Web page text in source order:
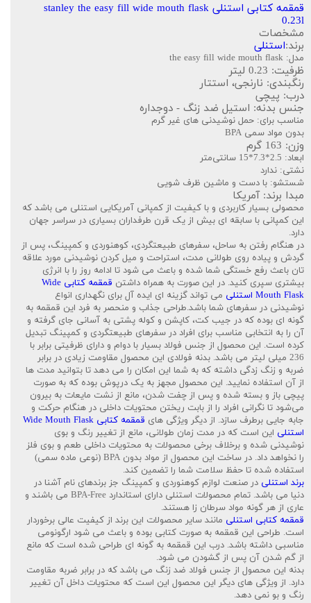
قمقمه کتابی استنلی stanley the easy fill wide mouth flask
0.23l
مشخصات
برند:استنلی
مدل: the easy fill wide mouth flask
ظرفیت: 0.23 لیتر
رنگبندی: نارنجی، استتار
درب: پیچی
جنس بدنه: استیل ضد زنگ - دوجداره
مناسب برای: حمل نوشیدنی های غیر گرم
بدون مواد سمی BPA
وزن: 163 گرم
ابعاد: 2.5*7.3*15 سانتی‌متر
نشتی: ندارد
شستشو: با دست و ماشین ظرف شویی
مبدا برند: آمریکا
محصولی بسیار کاربردی و با کیفیت از کمپانی آمریکایی استنلی می باشد که
این کمپانی با سابقه ای بیش از یک قرن طرفداران بسیاری در سراسر جهان
دارد.
در هنگام رفتن به ساحل، سفرهای طبیعتگردی، کوهنوردی و کمپینگ، پس از
گردش و پیاده روی طولانی مدت، استراحت و میل کردن نوشیدنی مورد علاقه
تان باعث رفع خستگی شما شده و باعث می شود تا ادامه روز را با انرژی
بیشتری سپری کنید. در این صورت به همراه داشتن
قمقمه کتابی Wide
Mouth Flask استنلی
می تواند گزینه ای ایده آل برای نگهداری انواع
نوشیدنی در سفرهای شما باشد.طراحی جذاب و منحصر به فرد این قمقمه به
گونه ای بوده که در جیب کت، کاپشن و کوله پشتی به آسانی جای گرفته و
آن را به انتخابی مناسب برای افراد در سفرهای طبیعتگردی و کمپینگ تبدیل
کرده است. این محصول از جنس فولاد بسیار با دوام و دارای ظرفیتی برابر با
236 میلی لیتر می باشد. بدنه فولادی این محصول مقاومت زیادی در برابر
ضربه و زنگ زدگی داشته که به شما این امکان را می دهد تا بتوانید مدت ها
از آن استفاده نمایید. این محصول مجهز به یک درپوش بوده که به‌ صورت
پیچی باز و بسته شده و پس از چفت شدن، مانع از نشت مایعات به بیرون
می‌شود تا نگرانی افراد را از بابت ریختن محتویات داخلی در هنگام حرکت و
جابه جایی برطرف سازد. از دیگر ویژگی های
قمقمه کتابی Wide Mouth Flask
استنلی این است که در مدت زمان طولانی، مانع از تغییر رنگ و بوی
نوشیدنی شده و برخلاف برخی محصولات به محتویات داخلی طعم و بوی فلز
را نخواهد داد. در ساخت این محصول از مواد بدون BPA (نوعی ماده سمی)
استفاده شده تا حفظ سلامت شما را تضمین کند.
برند استنلی در صنعت لوازم کوهنوردی و کمپینگ جز برندهای نام آشنا در
دنیا می باشد. تمام محصولات استنلی دارای استاندارد BPA-Free می باشند و
عاری از هر گونه مواد سرطان زا هستند.
قمقمه کتابی استنلی مانند سایر محصولات این برند از کیفیت عالی برخوردار
است. طراحی این قمقمه به صورت کتابی بوده و باعث می شود ارگونومی
مناسبی داشته باشد. درب این قمقمه به گونه ای طراحی شده است که مانع
از گم شدن آن پس از گشودن می شود.
بدنه این محصول از جنس فولاد ضد زنگ می باشد که در برابر ضربه مقاومت
دارد. از ویژگی های دیگر این محصول این است که محتویات داخل آن تغییر
رنگ و بو نمی دهد.